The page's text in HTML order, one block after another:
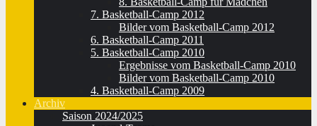
7. Basketball-Camp 2012
Bilder vom Basketball-Camp 2012
6. Basketball-Camp 2011
5. Basketball-Camp 2010
Ergebnisse vom Basketball-Camp 2010
Bilder vom Basketball-Camp 2010
4. Basketball-Camp 2009
Archiv
Saison 2024/2025